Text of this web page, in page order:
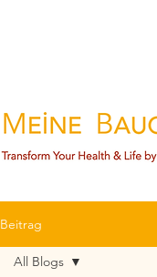
Beitrag
All Blogs